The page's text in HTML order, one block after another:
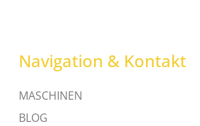
Navigation & Kontakt
MASCHINEN
BLOG